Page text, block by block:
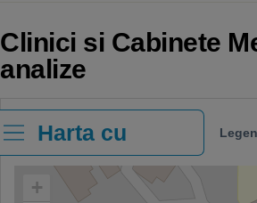
Clinici si Cabinete
analize
Harta cu
clinici
+